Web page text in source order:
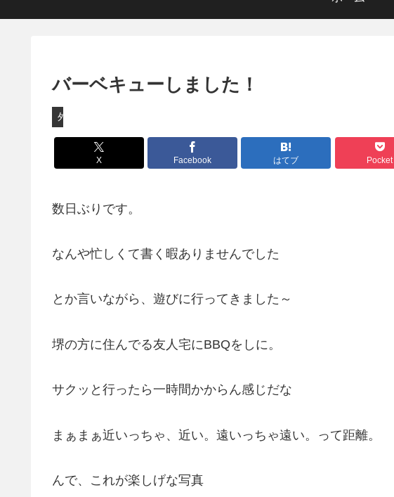
バーベキューしました！
外出
X Facebook はてブ Pocket
数日ぶりです。
なんや忙しくて書く暇ありませんでした
とか言いながら、遊びに行ってきました～
堺の方に住んでる友人宅にBBQをしに。
サクッと行ったら一時間かからん感じだな
まぁまぁ近いっちゃ、近い。遠いっちゃ遠い。って距離。
んで、これが楽しげな写真